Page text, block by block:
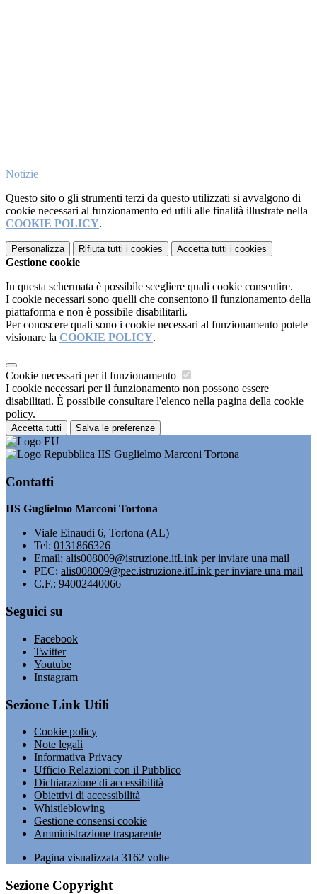
Notizie
Questo sito o gli strumenti terzi da questo utilizzati si avvalgono di
cookie necessari al funzionamento ed utili alle finalità illustrate nella
COOKIE POLICY.
Personalizza Rifiuta tutti i cookies Accetta tutti i cookies
Gestione cookie
In questa schermata è possibile scegliere quali cookie consentire.
I cookie necessari sono quelli che consentono il funzionamento della
piattaforma e non è possibile disabilitarli.
Per conoscere quali sono i cookie necessari al funzionamento potete
visionare la COOKIE POLICY.
Cookie necessari per il funzionamento
I cookie necessari per il funzionamento non possono essere
disabilitati. È possibile consultare l'elenco nella pagina della cookie
policy.
Accetta tutti Salva le preferenze
IIS Guglielmo Marconi Tortona
Contatti
IIS Guglielmo Marconi Tortona
Viale Einaudi 6, Tortona (AL)
Tel: 0131866326
Email: alis008009@istruzione.itLink per inviare una mail
PEC: alis008009@pec.istruzione.itLink per inviare una mail
C.F.: 94002440066
Seguici su
Facebook
Twitter
Youtube
Instagram
Sezione Link Utili
Cookie policy
Note legali
Informativa Privacy
Ufficio Relazioni con il Pubblico
Dichiarazione di accessibilità
Obiettivi di accessibilità
Whistleblowing
Gestione consensi cookie
Amministrazione trasparente
Pagina visualizzata 3162 volte
Sezione Copyright